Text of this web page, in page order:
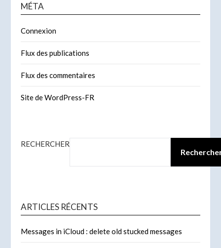
MÉTA
Connexion
Flux des publications
Flux des commentaires
Site de WordPress-FR
RECHERCHER
ARTICLES RÉCENTS
Messages in iCloud : delete old stucked messages